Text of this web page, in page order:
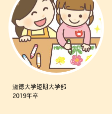
淑徳大学短期大学部
2019年卒